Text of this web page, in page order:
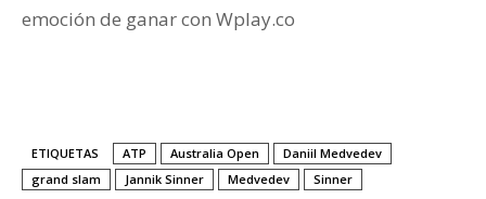
emoción de ganar con Wplay.co
ETIQUETAS ATP Australia Open
Daniil Medvedev
grand slam
Jannik Sinner Medvedev Sinner